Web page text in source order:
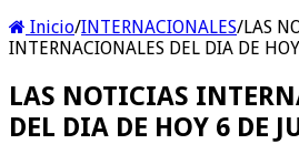
Inicio/INTERNACIONALES/LAS
INTERNACIONALES DEL DIA DE
LAS NOTICIAS
DEL DIA DE HOY 6 DE